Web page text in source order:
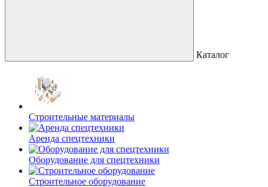
Каталог
Строительные материалы
Аренда спецтехники
Оборудование для спецтехники
Строительное оборудование